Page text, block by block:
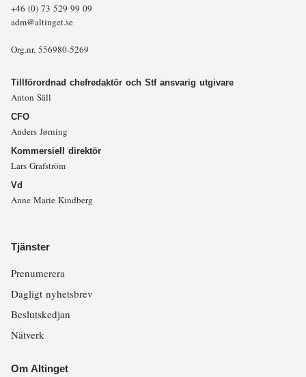
+46 (0) 73 529 99 09
adm@altinget.se
Org.nr. 556980-5269
Tillförordnad chefredaktör och Stf ansvarig utgivare
Anton Säll
CFO
Anders Jørning
Kommersiell direktör
Lars Grafström
Vd
Anne Marie Kindberg
Tjänster
Prenumerera
Dagligt nyhetsbrev
Beslutskedjan
Nätverk
Om Altinget